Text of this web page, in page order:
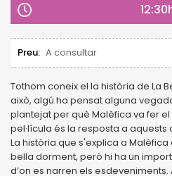
Preu: A consultar
Tothom coneix el la història de La
això, algú ha pensat alguna
plantejat per què Malèfica va fer
pel·lícula és la resposta a aquests
La història que s'explica a
bella dorment, però hi ha un
d’on es narren els